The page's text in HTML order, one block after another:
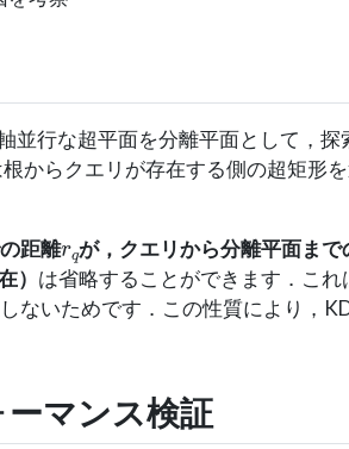
並行な超平面を分離平面として，探
からクエリが存在する側の超矩形
距離
が，クエリから分離平面まで
） は省略することができます．これ
ないためです．この性質により，
マンス検証